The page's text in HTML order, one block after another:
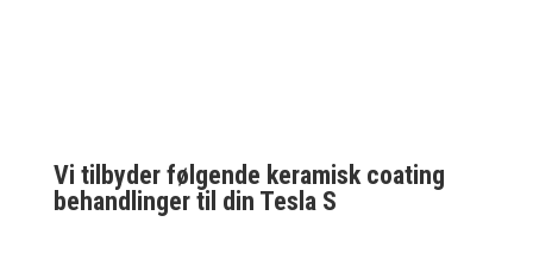
Vi tilbyder følgende keramisk coating
behandlinger til din Tesla S